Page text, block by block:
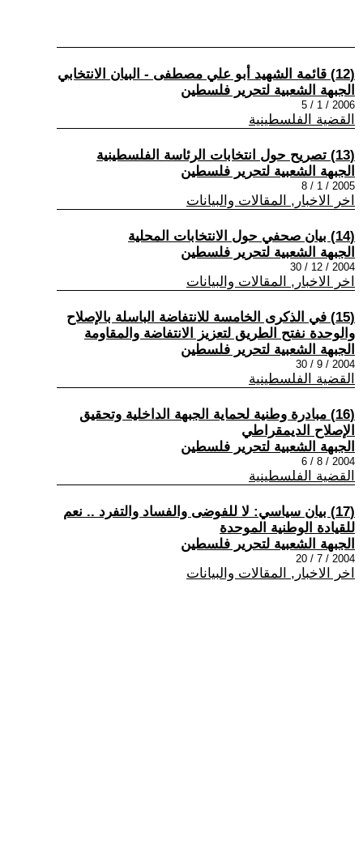
(12) قائمة الشهيد أبو علي مصطفى - البيان الانتخابي
الجبهة الشعبية لتحرير فلسطين
2006 / 1 / 5
القضية الفلسطينية
(13) تصريح حول انتخابات الرئاسة الفلسطينية
الجبهة الشعبية لتحرير فلسطين
2005 / 1 / 8
اخر الاخبار, المقالات والبيانات
(14) بيان صحفي حول الانتخابات المحلية
الجبهة الشعبية لتحرير فلسطين
2004 / 12 / 30
اخر الاخبار, المقالات والبيانات
(15) في الذكرى الخامسة للانتفاضة الباسلة بالإصلاح
والوحدة نفتح الطريق لتعزيز الانتفاضة والمقاومة
الجبهة الشعبية لتحرير فلسطين
2004 / 9 / 30
القضية الفلسطينية
(16) مبادرة وطنية لحماية الجبهة الداخلية وتحقيق
الإصلاح الديمقراطي
الجبهة الشعبية لتحرير فلسطين
2004 / 8 / 6
القضية الفلسطينية
(17) بيان سياسي: لا للفوضى والفساد والتفرد .. نعم
للقيادة الوطنية الموحدة
الجبهة الشعبية لتحرير فلسطين
2004 / 7 / 20
اخر الاخبار, المقالات والبيانات